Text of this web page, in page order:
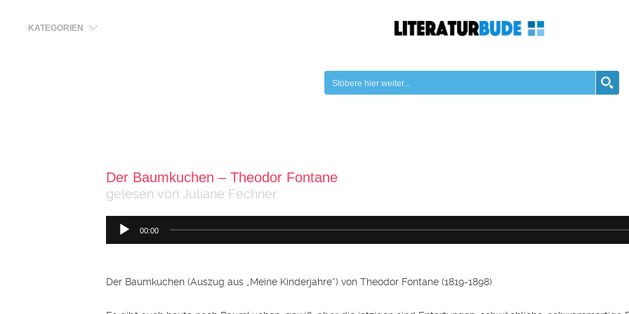
KATEGORIEN
Der Baumkuchen – Theodor Fontane
gelesen von Juliane Fechner
Audio-
Player
00:00
Der Baumkuchen (Auszug aus „Meine Kinderjahre“) von Theodor Fontane (1819-1898)